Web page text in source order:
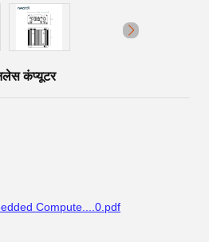
कंप्यूटर
Compute....0.pdf